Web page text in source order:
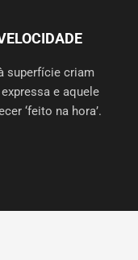
superfície criam
e aquele
‘feito na hora’.